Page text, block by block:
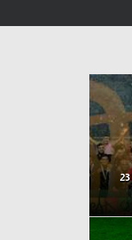
رسميا بشأن استضافة كأس إفريقيا تحت 23